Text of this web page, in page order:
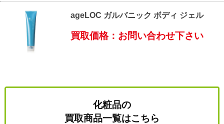
ageLOC ガルバニック ボディ ジェル
買取価格：お問い合わせ下さい
化粧品の
買取商品一覧はこちら